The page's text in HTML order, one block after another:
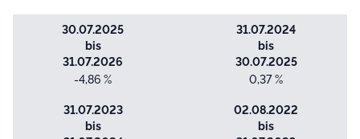
30.07.2025
bis
31.07.2026
-4,86 %
31.07.2024
bis
30.07.2025
0,37 %
31.07.2023
bis
02.08.2022
bis